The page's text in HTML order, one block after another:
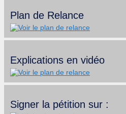
Plan de Relance
Explications en vidéo
Signer la pétition sur :